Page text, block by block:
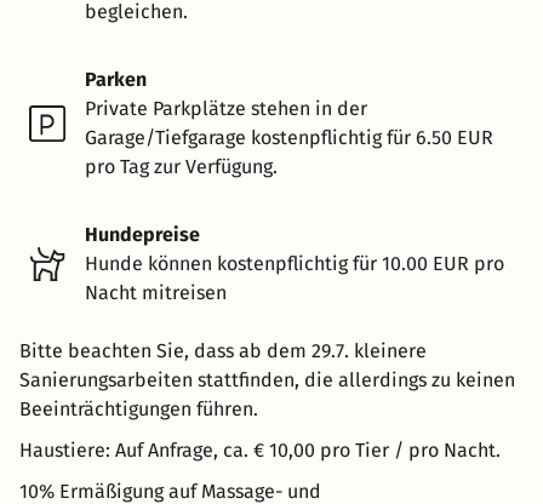
begleichen.
Parken
Private Parkplätze stehen in der
Garage/Tiefgarage kostenpflichtig für 6.50 EUR
pro Tag zur Verfügung.
Hundepreise
Hunde können kostenpflichtig für 10.00 EUR pro
Nacht mitreisen
Bitte beachten Sie, dass ab dem 29.7. kleinere
Sanierungsarbeiten stattfinden, die allerdings zu keinen
Beeinträchtigungen führen.
Haustiere: Auf Anfrage, ca. € 10,00 pro Tier / pro Nacht.
10% Ermäßigung auf Massage- und